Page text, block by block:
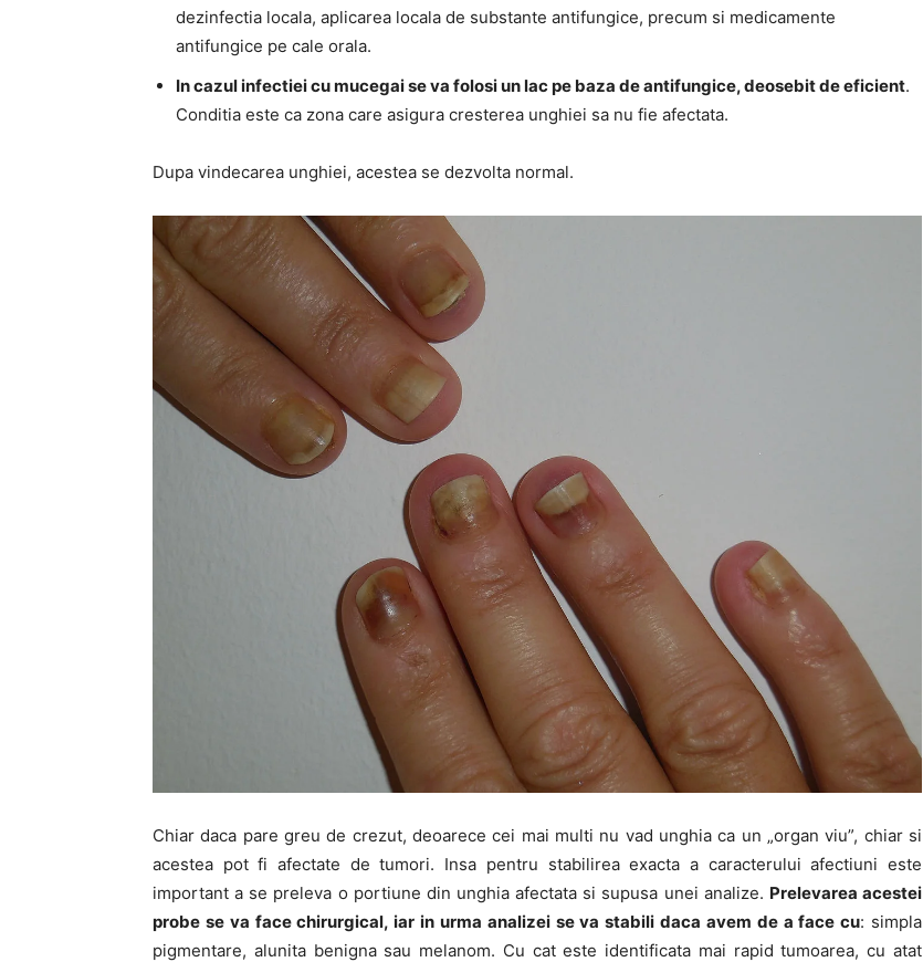
dezinfectia locala, aplicarea locala de substante antifungice, precum si medicamente
antifungice pe cale orala.
In cazul infectiei cu mucegai se va folosi un lac pe baza de antifungice, deosebit de eficient.
Conditia este ca zona care asigura cresterea unghiei sa nu fie afectata.
Dupa vindecarea unghiei, acestea se dezvolta normal.
Chiar daca pare greu de crezut, deoarece cei mai multi nu vad unghia ca un „organ viu”, chiar si
acestea pot fi afectate de tumori. Insa pentru stabilirea exacta a caracterului afectiuni este
important a se preleva o portiune din unghia afectata si supusa unei analize. Prelevarea acestei
probe se va face chirurgical, iar in urma analizei se va stabili daca avem de a face cu: simpla
pigmentare, alunita benigna sau melanom. Cu cat este identificata mai rapid tumoarea, cu atat